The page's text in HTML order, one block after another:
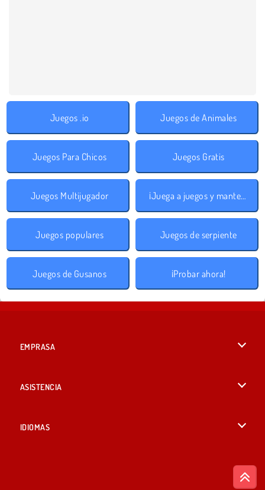
Juegos .io Juegos de Animales
Juegos Para Chicos Juegos Gratis
Juegos Multijugador ¡Juega a juegos y mantente a salvo!
Juegos populares Juegos de serpiente
Juegos de Gusanos ¡Probar ahora!
EMPRASA
ASISTENCIA
IDIOMAS